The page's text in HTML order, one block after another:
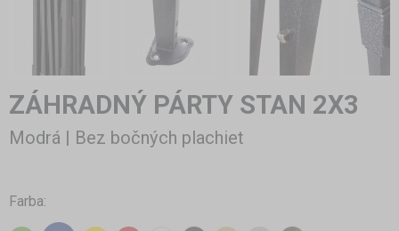
ZÁHRADNÝ PÁRTY STAN 2X3
Modrá | Bez bočných plachiet
Farba: